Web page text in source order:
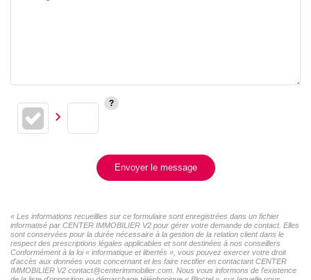
Envoyer le message
« Les informations recueillies sur ce formulaire sont enregistrées dans un fichier
informatisé par CENTER IMMOBILIER V2 pour gérer votre demande de contact. Elles
sont conservées pour la durée nécessaire à la gestion de la relation client dans le
respect des prescriptions légales applicables et sont destinées à nos conseillers
Conformément à la loi « informatique et libertés », vous pouvez exercer votre droit
d'accès aux données vous concernant et les faire rectifier en contactant CENTER
IMMOBILIER V2 contact@centerimmobilier.com. Nous vous informons de l'existence